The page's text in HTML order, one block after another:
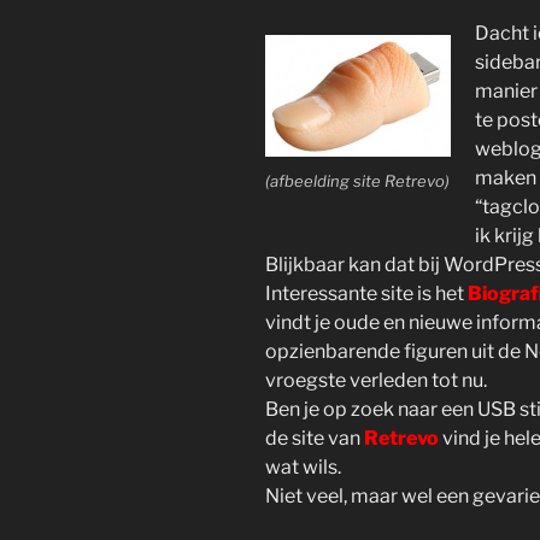
(afbeelding site Retrevo)
Dacht
te
ik krijg
Blijkbaar kan dat bij
Interessante site is het
vindt je oude en nieuwe
opzienbarende figuren uit de
vroegste verleden tot nu.
Ben je op zoek naar een USB
de site van Retrevovind je
wat wils.
Niet veel, maar wel een